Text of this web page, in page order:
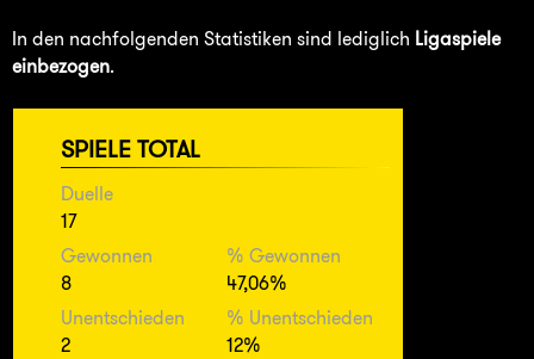
In den nachfolgenden Statistiken sind lediglich Ligaspiele
einbezogen.
SPIELE TOTAL
Duelle
17
Gewonnen
8
% Gewonnen
47,06%
Unentschieden
2
% Unentschieden
12%